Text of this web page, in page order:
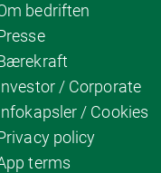
bedriften
/ Corporate
/ Cookies
policy
terms